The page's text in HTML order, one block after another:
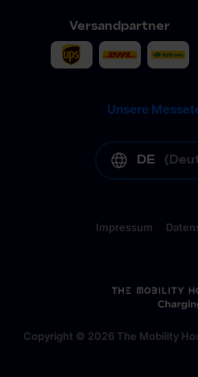
Versandpartner
Unsere
DE (
Copyright © 2026 The Mobility
Impressum